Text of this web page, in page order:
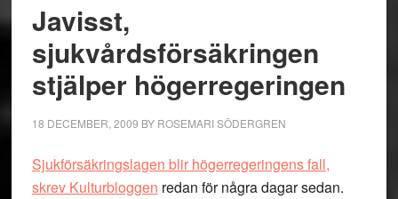
Javisst,
sjukvårdsförsäkringen
stjälper högerregeringen
18 DECEMBER, 2009 BY ROSEMARI SÖDERGREN
Sjukförsäkringslagen blir högerregeringens fall,
skrev Kulturbloggen redan för några dagar sedan.